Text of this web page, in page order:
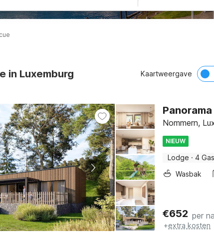
in Luxemburg Kaartweergave
Nommern,
NIEUW
Lodge · 4
Wasbak
€652 per
+extra kosten